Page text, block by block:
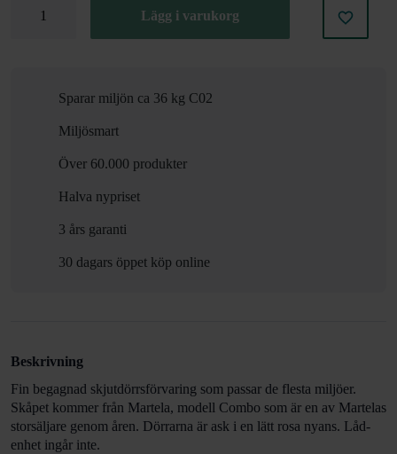
Skjutdörrskåp
Lägg i varukorg
Sparar miljön ca 36 kg C02
Miljösmart
Över 60.000 produkter
Halva nypriset
3 års garanti
30 dagars öppet köp online
Beskrivning
Fin begagnad skjutdörrsförvaring som passar de flesta miljöer.
Skåpet kommer från Martela, modell Combo som är en av Martelas
storsäljare genom åren. Dörrarna är ask i en lätt rosa nyans. Låd-
enhet ingår inte.